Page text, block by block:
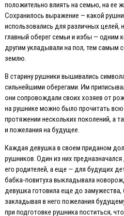
положительно влиять на семью, на ее
Сохранилось выражение — какой
использовались для различных
главный оберег семьи и избы — одним
другим укладывали на пол, тем самым
землю.
В старину рушники вышивались
сильнейшими оберегами. Им
они сопровождали своих хозяев от
на рушнике можно было прочитать
протяжении нескольких поколений, а
и пожелания на будущее.
Каждая девушка в своем приданом
рушников. Один из них
его родителей, а еще — для будущих
бабка-повитуха выкладывала
девушка готовила еще до
закладывая в него пожелания
при подготовке рушника поститься,